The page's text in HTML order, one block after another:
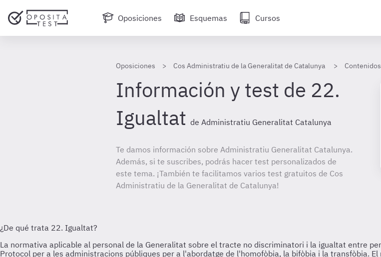
Oposiciones Esquemas Cursos
Oposiciones Cos Administratiu de la Generalitat de Catalunya Contenidos
Información y test de 22.
Igualtat de Administratiu Generalitat Catalunya
Te damos información sobre Administratiu Generalitat Catalunya.
Además, si te suscribes, podrás hacer test personalizados de
este tema. ¡También te facilitamos varios test gratuitos de Cos
Administratiu de la Generalitat de Catalunya!